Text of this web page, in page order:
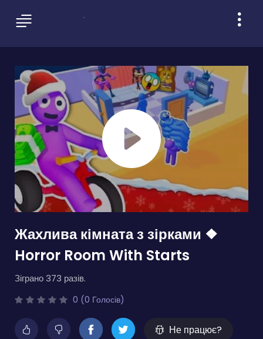
Жахлива кімната з зірками ❖
Horror Room With Starts
Зіграно 373 разів.
0 (0 Голосів)
Не працює?